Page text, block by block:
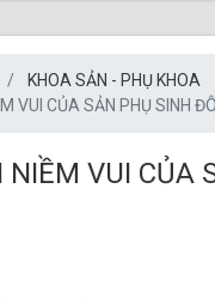
KHOA SẢN - PHỤ KHOA
VUI CỦA SẢN PHỤ SINH
VUI CỦA